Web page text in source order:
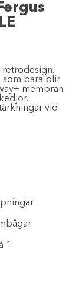
retrodesign.
som bara blir
membran
vid
1